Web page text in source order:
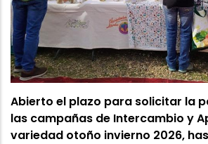
Abierto el plazo para solicitar la
las campañas de Intercambio y
variedad otoño invierno 2026,